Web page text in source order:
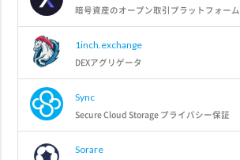
暗号資産のオープン取引プラットフォーム
1inch.exchange
DEXアグリゲータ
Sync
Secure Cloud Storage プライバシー保証
Sorare